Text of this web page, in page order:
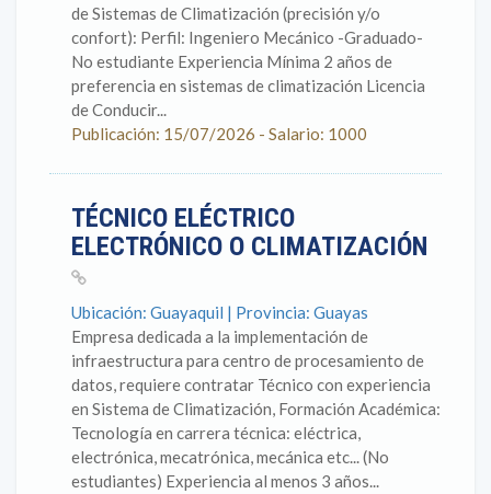
de Sistemas de Climatización (precisión y/o
confort): Perfil: Ingeniero Mecánico -Graduado-
No estudiante Experiencia Mínima 2 años de
preferencia en sistemas de climatización Licencia
de Conducir...
Publicación: 15/07/2026 - Salario: 1000
TÉCNICO ELÉCTRICO
ELECTRÓNICO O CLIMATIZACIÓN
Ubicación: Guayaquil | Provincia: Guayas
Empresa dedicada a la implementación de
infraestructura para centro de procesamiento de
datos, requiere contratar Técnico con experiencia
en Sistema de Climatización, Formación Académica:
Tecnología en carrera técnica: eléctrica,
electrónica, mecatrónica, mecánica etc... (No
estudiantes) Experiencia al menos 3 años...